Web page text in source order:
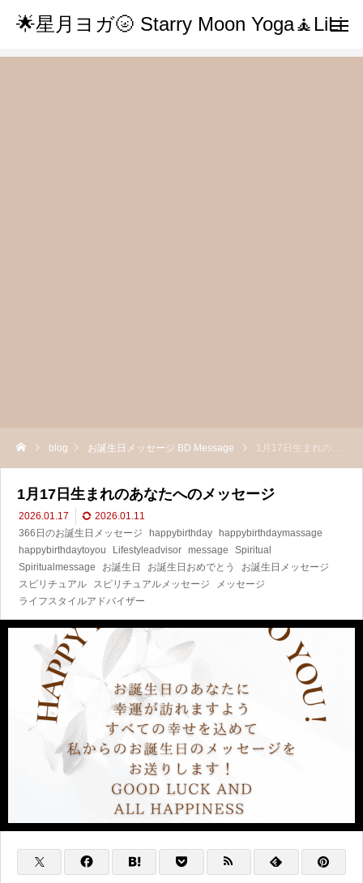
🌟星月ヨガ🌝 Starry Moon Yoga🧘LiLi
blog お誕生日メッセージ BD Message 1月17日生まれのあなたへのメッセージ
1月17日生まれのあなたへのメッセージ
2026.01.17
2026.01.11
366日のお誕生日メッセージ
happybirthday
happybirthdaymassage
happybirthdaytoyou
Lifestyleadvisor message
Spiritual
Spiritualmessage
お誕生日 お誕生日おめでとう
お誕生日メッセージ
スピリチュアル
スピリチュアルメッセージ
メッセージ
ライフスタイルアドバイザー